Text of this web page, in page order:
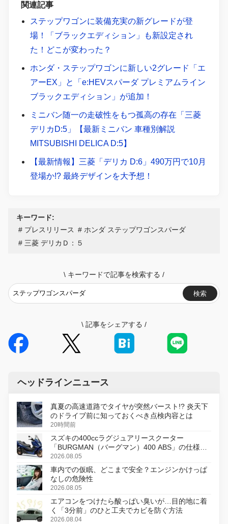
関連記事
ステップワゴンに装備充実の新グレードが登
場！「ブラックエディション」も新設定され
た！どこが変わった？
ホンダ・ステップワゴンに新しい2グレード「エ
アーEX」と「e:HEVスパーダ プレミアムライン
ブラックエディション」が追加！
ミニバン随一の走破性をもつ孤高の存在「三菱
デリカD:5」【最新ミニバン 車種別解説
MITSUBISHI DELICA D:5】
【最新情報】三菱「デリカ D:6」490万円で10月
登場か!? 最終デザインを大予想！
キーワード:
プレスリリース
ホンダ ステップワゴンスパーダ
三菱 デリカＤ：５
\ キーワードで記事を検索する /
検索
\ 記事をシェアする /
ヘッドラインニュース
真夏の高速道路でタイヤが突然バースト!? 炎天下
のドライブ前に知っておくべき点検内容とは
20時間前
スズキの400ccラグジュアリースクーター
「BURGMAN（バーグマン）400 ABS」の仕様を
変更し、8月18日に発売
2026.08.05
車内での仮眠、どこまで安全？エンジンかけっぱ
なしの危険性
2026.08.05
エアコンをつけたら酸っぱい臭いが…目的地に着
く「3分前」のひと工夫でカビを防ぐ方法
2026.08.04